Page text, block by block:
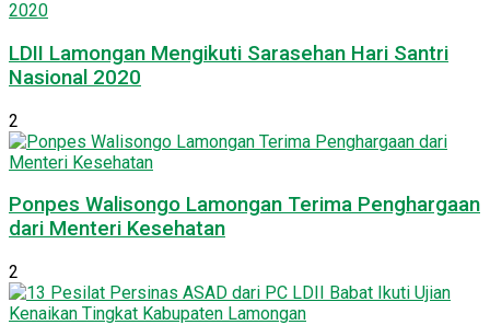
LDII Lamongan Mengikuti Sarasehan Hari Santri
Nasional 2020
2
Ponpes Walisongo Lamongan Terima Penghargaan
dari Menteri Kesehatan
2